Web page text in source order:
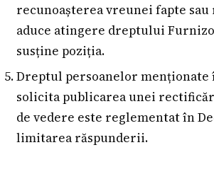
recunoașterea vreunei fapte
aduce atingere dreptului
susține poziția.
Dreptul persoanelor menționate
solicita publicarea unei
de vedere este reglementat în
limitarea răspunderii.